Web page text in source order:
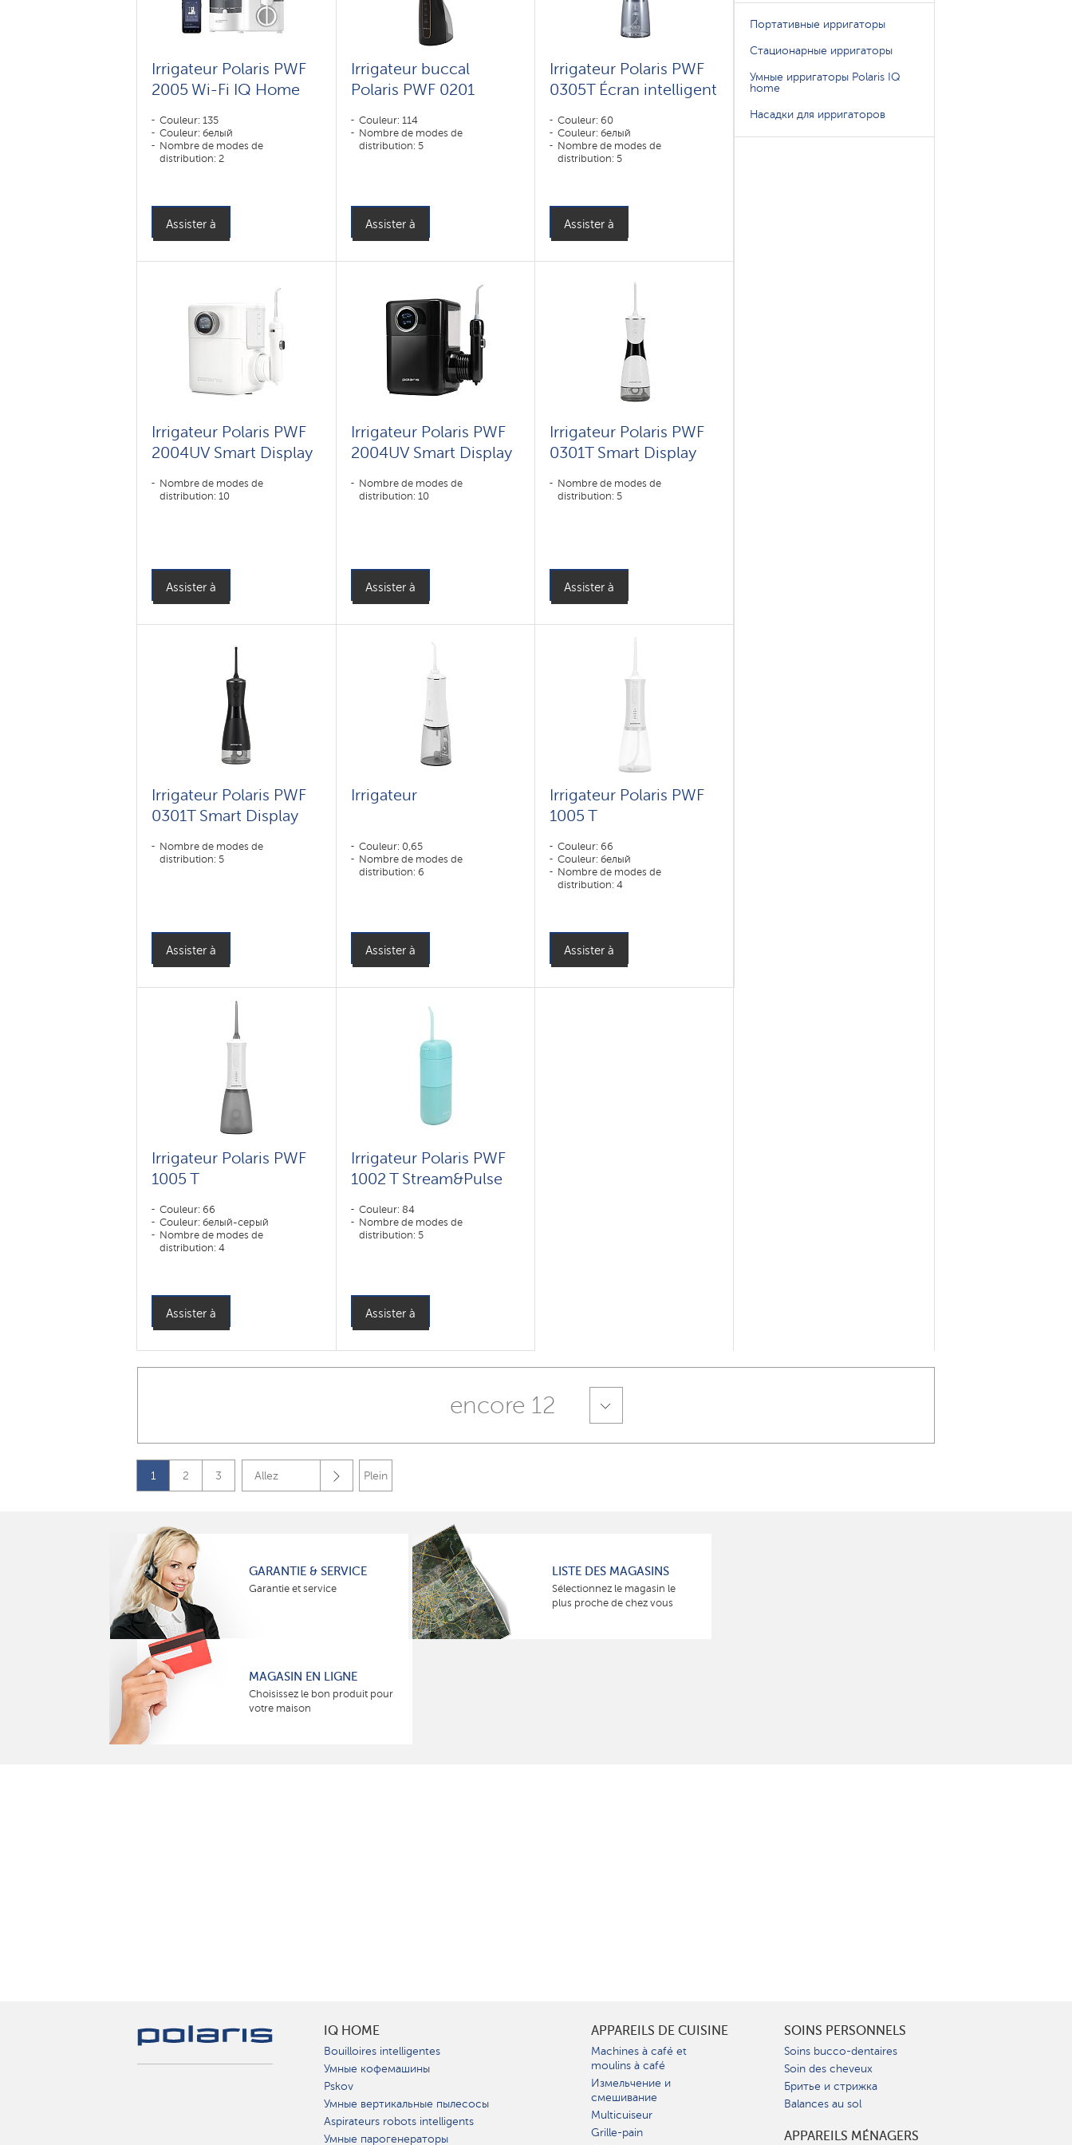
Irrigateur Polaris PWF
2005 Wi-Fi IQ Home
Couleur: 135
Couleur: белый
Nombre de modes de
distribution: 2
Assister à
Irrigateur buccal
Polaris PWF 0201
Couleur: 114
Nombre de modes de
distribution: 5
Assister à
Irrigateur Polaris PWF
0305T Écran intelligent
Couleur: 60
Couleur: белый
Nombre de modes de
distribution: 5
Assister à
Irrigateur Polaris PWF
2004UV Smart Display
Nombre de modes de
distribution: 10
Assister à
Irrigateur Polaris PWF
2004UV Smart Display
Nombre de modes de
distribution: 10
Assister à
Irrigateur Polaris PWF
0301T Smart Display
Nombre de modes de
distribution: 5
Assister à
Irrigateur Polaris PWF
0301T Smart Display
Nombre de modes de
distribution: 5
Assister à
Irrigateur
Couleur: 0,65
Nombre de modes de
distribution: 6
Assister à
Irrigateur Polaris PWF
1005 T
Couleur: 66
Couleur: белый
Nombre de modes de
distribution: 4
Assister à
Irrigateur Polaris PWF
1005 T
Couleur: 66
Couleur: белый-серый
Nombre de modes de
distribution: 4
Assister à
Irrigateur Polaris PWF
1002 T Stream&Pulse
Couleur: 84
Nombre de modes de
distribution: 5
Assister à
Портативные ирригаторы
Стационарные ирригаторы
Умные ирригаторы Polaris IQ
home
Насадки для ирригаторов
encore 12
1 2 3 Allez Plein
GARANTIE & SERVICE
Garantie et service
LISTE DES MAGASINS
Sélectionnez le magasin le
plus proche de chez vous
MAGASIN EN LIGNE
Choisissez le bon produit pour
votre maison
IQ HOME
Bouilloires intelligentes
Умные кофемашины
Pskov
Умные вертикальные пылесосы
Aspirateurs robots intelligents
Умные парогенераторы
APPAREILS DE CUISINE
Machines à café et
moulins à café
Измельчение и
смешивание
Multicuiseur
Grille-pain
SOINS PERSONNELS
Soins bucco-dentaires
Soin des cheveux
Бритье и стрижка
Balances au sol
APPAREILS MÉNAGERS